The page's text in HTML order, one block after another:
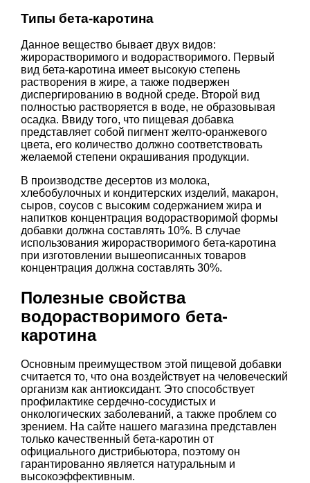
Типы бета-каротина
Данное вещество бывает двух видов:
жирорастворимого и водорастворимого. Первый
вид бета-каротина имеет высокую степень
растворения в жире, а также подвержен
диспергированию в водной среде. Второй вид
полностью растворяется в воде, не образовывая
осадка. Ввиду того, что пищевая добавка
представляет собой пигмент желто-оранжевого
цвета, его количество должно соответствовать
желаемой степени окрашивания продукции.
В производстве десертов из молока,
хлебобулочных и кондитерских изделий, макарон,
сыров, соусов с высоким содержанием жира и
напитков концентрация водорастворимой формы
добавки должна составлять 10%. В случае
использования жирорастворимого бета-каротина
при изготовлении вышеописанных товаров
концентрация должна составлять 30%.
Полезные свойства
водорастворимого бета-
каротина
Основным преимуществом этой пищевой добавки
считается то, что она воздействует на человеческий
организм как антиоксидант. Это способствует
профилактике сердечно-сосудистых и
онкологических заболеваний, а также проблем со
зрением. На сайте нашего магазина представлен
только качественный бета-каротин от
официального дистрибьютора, поэтому он
гарантированно является натуральным и
высокоэффективным.